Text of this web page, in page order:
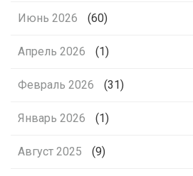
Июнь 2026 (60)
Апрель 2026 (1)
Февраль 2026 (31)
Январь 2026 (1)
Август 2025 (9)